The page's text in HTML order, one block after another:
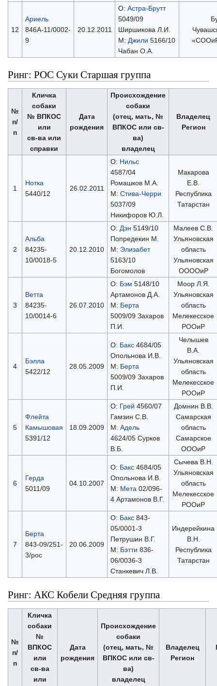
12
Ариель
846А-11/0002-
9
20.12.2011
О: Астра-Брутт
5049/09
Ширшикова Л.И.
М: Джили 5166/10
Чабан О.А.
Ринг: РОС Суки Старшая группа
№
п/
п
Кличка
собаки
№ ВПКОС
или
св-ва или
справки
Дата
рождения
Происхождение
собаки
(отец, мать, №
ВПКОС или св-
ва)
владелец
Владелец
Регион
1
Нотка
5440/12
26.02.2011
О: Нильс
4587/04
Ромашков М.А.
М: Стива-Черри
5037/09
Никифоров Ю.Л.
Макарова
Е.В.
Республика
Татарстан
2
Альба
84235-
10/0018-5
20.12.2010
О: Дэн 5149/10
Попредекин М.
М: Элизабет
5163/10
Богомолов
Малеев С.В.
Ульяновская
область
Ульяновская
ООООиР
3
Ветта
84235-
10/0014-6
26.07.2010
О: Бэм 5148/10
Артамонов Д.А.
М: Берта
5009/09 Захаров
П.И.
Моор Л.Я.
Ульяновская
область
Мелекесское
РООиР
4
Бэлла
5422/12
28.05.2009
О: Бакс4684/05
Опольнова И.В.
М: Берта
5009/09 Захаров
П.И.
Челышев
В.А.
Ульяновская
область
Мелекесское
РООиР
5
Флейта
Камышовая
5391/12
18.09.2009
О: Грей 4560/07
Гамзин С.В.
М: Адель
4624/05 Сурков
В.Б.
Домнин В.В.
Самарская
область
Самарское
ОООиР
6
Герда
5011/09
04.10.2007
О: Бакс4684/05
Опольнова И.В.
М: Мета02/096-
4 Артамонов В.Г.
Сычева В.Н.
Ульяновская
область
Мелекесское
РООиР
7
Берта
843-09/251-
3/рос
20.06.2009
О: Бакс843-
05/0001-3
Петрушин В.Г.
М: Бэтти 836-
06/0036-3
Станкевич Л.В.
Индерейкина
В.Н.
Республика
Татарстан
Ринг: АКС Кобели Средняя группа
№
п/
п
Кличка
собаки
№
ВПКОС
или
св-ва
или
Дата
рождения
Происхождение
собаки
(отец, мать, №
ВПКОС или св-
ва)
владелец
Владелец
Регион